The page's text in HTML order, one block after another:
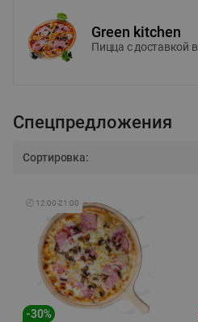
Green kitchen
Пицца c доставкой в
Спецпредложения
Сортировка:
🕘 12:00-21:00
-30%